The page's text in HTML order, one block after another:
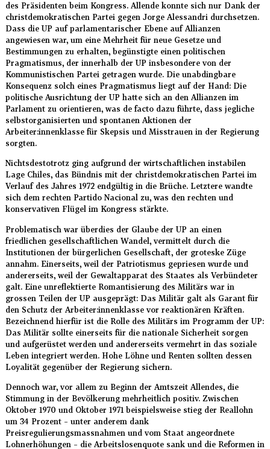
des Präsidenten beim Kongress. Allende konnte sich nur Dank der
christdemokratischen Partei gegen Jorge Alessandri durchsetzen.
Dass die UP auf parlamentarischer Ebene auf Allianzen
angewiesen war, um eine Mehrheit für neue Gesetze und
Bestimmungen zu erhalten, begünstigte einen politischen
Pragmatismus, der innerhalb der UP insbesondere von der
Kommunistischen Partei getragen wurde. Die unabdingbare
Konsequenz solch eines Pragmatismus liegt auf der Hand: Die
politische Ausrichtung der UP hatte sich an den Allianzen im
Parlament zu orientieren, was de facto dazu führte, dass jegliche
selbstorganisierten und spontanen Aktionen der
Arbeiter:innenklasse für Skepsis und Misstrauen in der Regierung
sorgten.
Nichtsdestotrotz ging aufgrund der wirtschaftlichen instabilen
Lage Chiles, das Bündnis mit der christdemokratischen Partei im
Verlauf des Jahres 1972 endgültig in die Brüche. Letztere wandte
sich dem rechten Partido Nacional zu, was den rechten und
konservativen Flügel im Kongress stärkte.
Problematisch war überdies der Glaube der UP an einen
friedlichen gesellschaftlichen Wandel, vermittelt durch die
Institutionen der bürgerlichen Gesellschaft, der groteske Züge
annahm. Einerseits, weil der Patriotismus gepriesen wurde und
andererseits, weil der Gewaltapparat des Staates als Verbündeter
galt. Eine unreflektierte Romantisierung des Militärs war in
grossen Teilen der UP ausgeprägt: Das Militär galt als Garant für
den Schutz der Arbeiter:innenklasse vor reaktionären Kräften.
Bezeichnend hierfür ist die Rolle des Militärs im Programm der UP:
Das Militär sollte einerseits für die nationale Sicherheit sorgen
und aufgerüstet werden und andererseits vermehrt in das soziale
Leben integriert werden. Hohe Löhne und Renten sollten dessen
Loyalität gegenüber der Regierung sichern.
Dennoch war, vor allem zu Beginn der Amtszeit Allendes, die
Stimmung in der Bevölkerung mehrheitlich positiv. Zwischen
Oktober 1970 und Oktober 1971 beispielsweise stieg der Reallohn
um 34 Prozent – unter anderem dank
Preisregulierungsmassnahmen und vom Staat angeordnete
Lohnerhöhungen – die Arbeitslosenquote sank und die Reformen in